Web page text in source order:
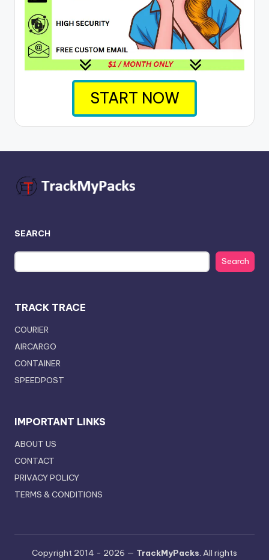
START NOW
SEARCH
Search
TRACK TRACE
COURIER
AIRCARGO
CONTAINER
SPEEDPOST
IMPORTANT LINKS
ABOUT US
CONTACT
PRIVACY POLICY
TERMS & CONDITIONS
Copyright 2014 - 2026 — TrackMyPacks . All rights